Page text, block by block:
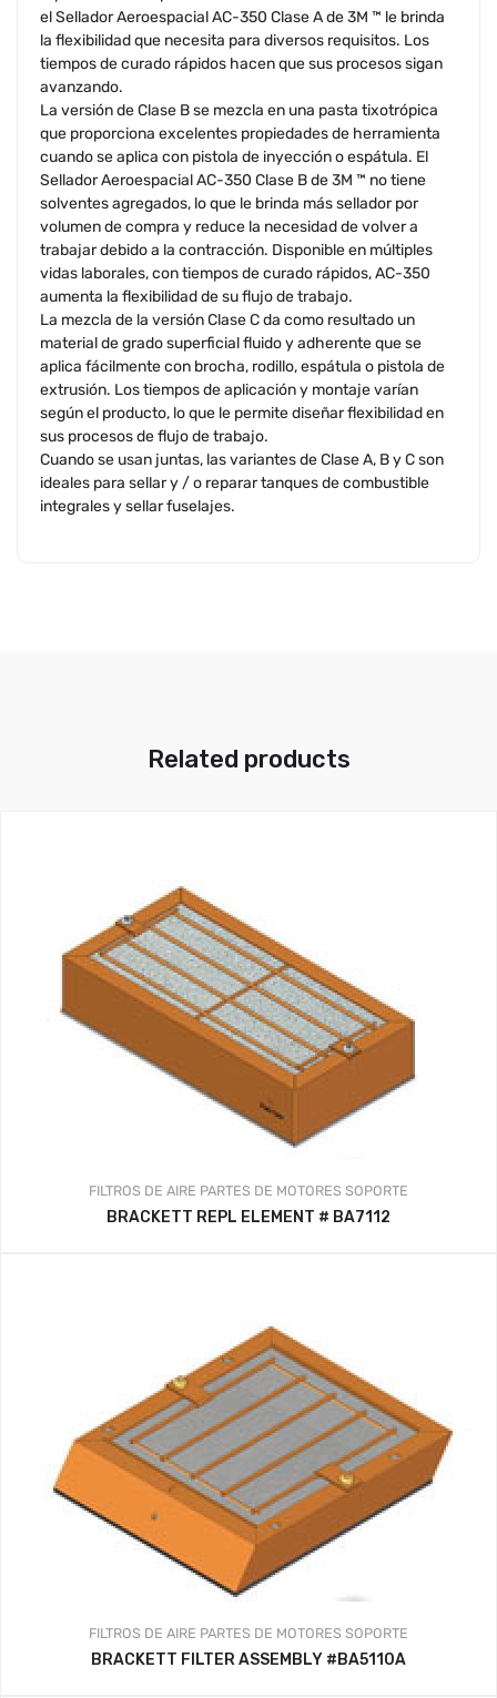
el Sellador Aeroespacial AC-350 Clase A de 3M ™ le brinda
la flexibilidad que necesita para diversos requisitos. Los
tiempos de curado rápidos hacen que sus procesos sigan
avanzando.
La versión de Clase B se mezcla en una pasta tixotrópica
que proporciona excelentes propiedades de herramienta
cuando se aplica con pistola de inyección o espátula. El
Sellador Aeroespacial AC-350 Clase B de 3M ™ no tiene
solventes agregados, lo que le brinda más sellador por
volumen de compra y reduce la necesidad de volver a
trabajar debido a la contracción. Disponible en múltiples
vidas laborales, con tiempos de curado rápidos, AC-350
aumenta la flexibilidad de su flujo de trabajo.
La mezcla de la versión Clase C da como resultado un
material de grado superficial fluido y adherente que se
aplica fácilmente con brocha, rodillo, espátula o pistola de
extrusión. Los tiempos de aplicación y montaje varían
según el producto, lo que le permite diseñar flexibilidad en
sus procesos de flujo de trabajo.
Cuando se usan juntas, las variantes de Clase A, B y C son
ideales para sellar y / o reparar tanques de combustible
integrales y sellar fuselajes.
Related products
FILTROS DE AIRE PARTES DE MOTORES SOPORTE
BRACKETT REPL ELEMENT # BA7112
FILTROS DE AIRE PARTES DE MOTORES SOPORTE
BRACKETT FILTER ASSEMBLY #BA5110A